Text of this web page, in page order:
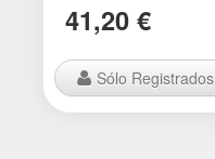
41,20 €
Sólo Registrados